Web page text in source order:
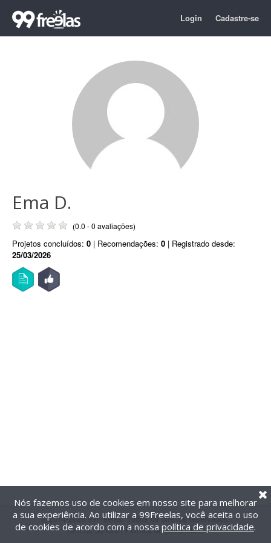
Login Cadastre-se
Ema D.
(0.0 - 0 avaliações)
Projetos concluídos: 0 | Recomendações: 0 | Registrado desde:
25/03/2026
@2014-2026 99Freelas. Todos os direitos reservados.
Termos de uso| Política de privacidade
Nós fazemos uso de cookies em nosso site para melhorar
a sua experiência. Ao utilizar a 99Freelas, você aceita o uso
de cookies de acordo com a nossa política de privacidade.